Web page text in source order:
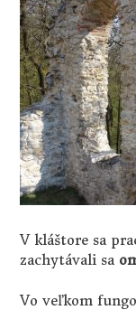
V kláštore sa
zachytávali sa
Vo veľkom